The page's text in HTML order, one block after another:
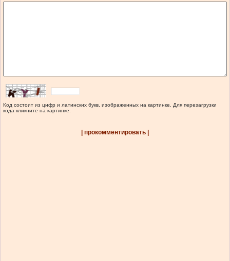
Код состоит из цифр и латинских букв, изображенных на картинке. Для перезагрузки
кода кликните на картинке.
| прокомментировать |